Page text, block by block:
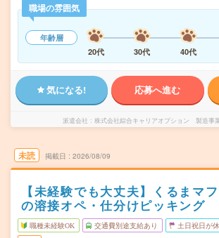
職場の雰囲気
年齢層
20代
30代 40代
気になる! 応募へ進む
派遣会社 株式会社綜合キャリアオプション 製造事業
未読 掲載日 2026/08/09
【未経験でも大丈夫】くるまマ
の溶接オペ・仕分けピッキング
職種未経験OK 交通費別途支給あり 土日祝日が